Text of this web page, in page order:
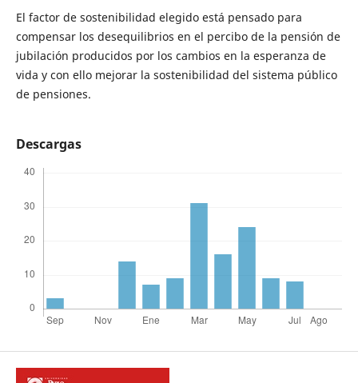
El factor de sostenibilidad elegido está pensado para
compensar los desequilibrios en el percibo de la pensión de
jubilación producidos por los cambios en la esperanza de
vida y con ello mejorar la sostenibilidad del sistema público
de pensiones.
Descargas